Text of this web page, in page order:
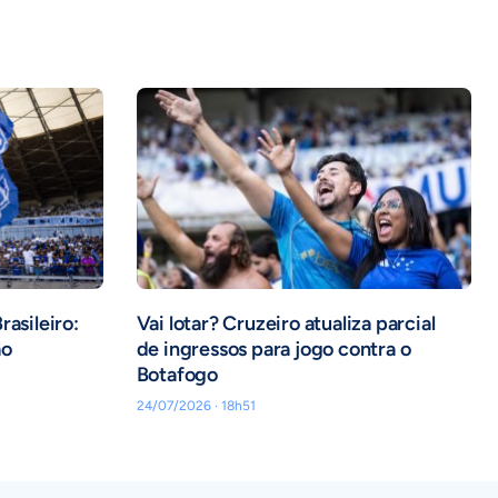
Vai lotar? Cruzeiro atualiza parcial
de ingressos para jogo contra o
Botafogo
24/07/2026 · 18h51